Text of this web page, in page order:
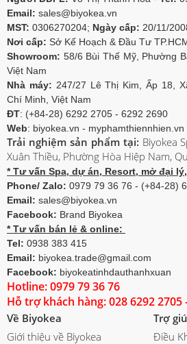
Email: sales@biyokea.vn
MST: 0306270204; Ngày cấp: 20/11/
Nơi cấp: Sở Kế Hoạch & Đầu Tư
Showroom: 58/6 Bùi Thế Mỹ, Phường
Việt Nam
Nhà máy: 247/27 Lê Thị Kim, Ấp 18,
Chí Minh, Việt Nam
ĐT: (+84-28) 6292 2705 - 6292 2690
Web: biyokea.vn - myphamthiennhien.vn
Trải nghiệm sản phẩm tại: Biyokea
Xuân Thiều, Phường Hòa Hiệp Nam,
* Tư vấn Spa, dự án, Resort, mở đại
Phone/ Zalo: 0979 79 36 76 - (+84-28)
Email: sales@biyokea.vn
Facebook: Brand Biyokea
* Tư vấn bán lẻ & online:
Tel: 0938 383 415
Email: biyokea.trade@gmail.com
Facebook: biyokeatinhdauthanhxuan
Hotline: 0979 79 36 76
Hỗ trợ khách hàng: 028 6292 2705
Về Biyokea
Giới thiệu về Biyokea
Trợ
Điều